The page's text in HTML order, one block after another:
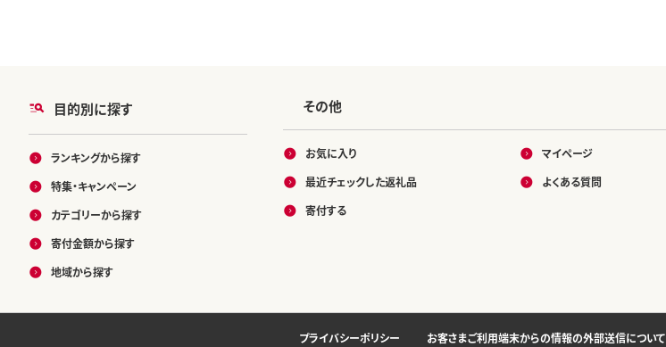
目的別に探す
ランキングから探す
特集・キャンペーン
カテゴリーから探す
寄付金額から探す
地域から探す
その他
お気に入り
最近チェックした返礼品
寄付する
マイページ
よくある質問
プライバシーポリシー お客さまご利用端末からの情報の外部送信について